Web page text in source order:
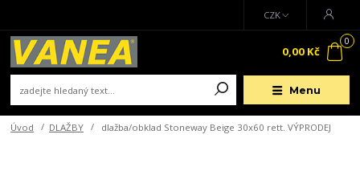
Menu
CZK
0
0,00 Kč
Úvod DLAŽBY dlažba/obklad Stoneway Beige 30x60 rett. VÝPRODEJ